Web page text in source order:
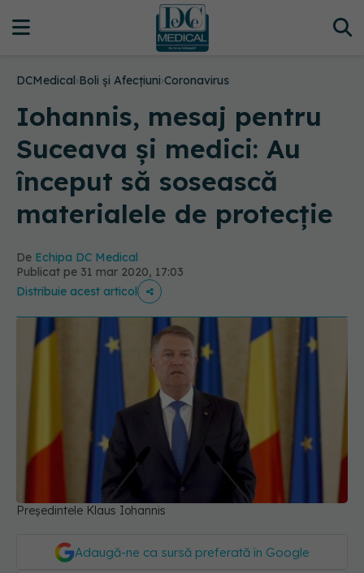
DCMedical›Boli și Afecțiuni›Coronavirus
Iohannis, mesaj pentru
Suceava și medici: Au
început să sosească
materialele de protecție
De Echipa DC Medical
Publicat pe 31 mar 2020, 17:03
Distribuie acest articol
Președintele Klaus Iohannis
Adaugă-ne ca sursă preferată în Google